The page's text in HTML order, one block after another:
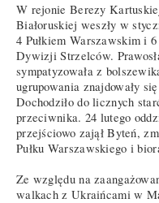
W rejonie Berezy
Białoruskiej weszły w
4 Pułkiem Warszawskim i
Dywizji Strzelców.
sympatyzowała z
ugrupowania znajdowały
Dochodziło do licznych
przeciwnika. 24 lutego
przejściowo zajął Byteń,
Pułku Warszawskiego i
Ze względu na
walkach z Ukraińcami w